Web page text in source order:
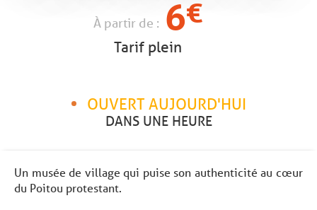
À partir de : 6€
Tarif plein
OUVERT AUJOURD'HUI
DANS UNE HEURE
Un musée de village qui puise son authenticité au cœur
du Poitou protestant.